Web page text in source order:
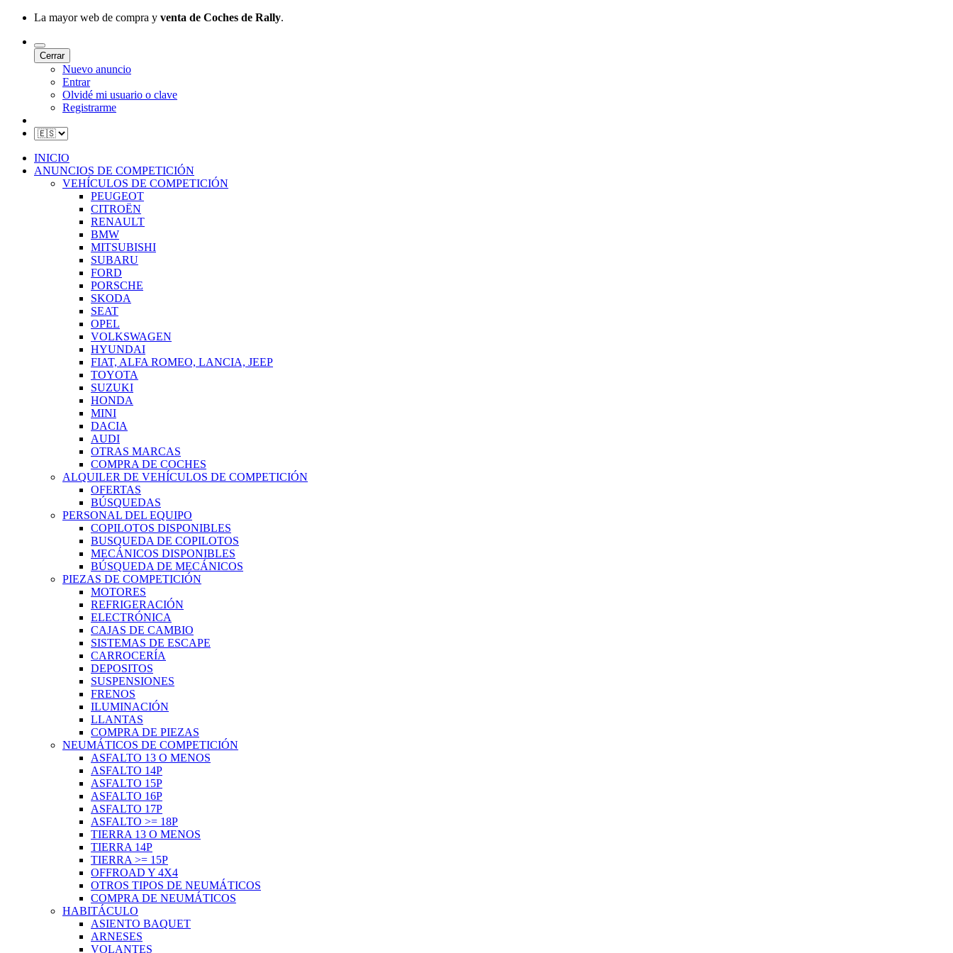
La mayor web de compra y venta de Coches de Rally.
Cerrar
Nuevo anuncio
Entrar
Olvidé mi usuario o clave
Registrarme
INICIO
ANUNCIOS DE COMPETICIÓN
VEHÍCULOS DE COMPETICIÓN
PEUGEOT
CITROËN
RENAULT
BMW
MITSUBISHI
SUBARU
FORD
PORSCHE
SKODA
SEAT
OPEL
VOLKSWAGEN
HYUNDAI
FIAT, ALFA ROMEO, LANCIA, JEEP
TOYOTA
SUZUKI
HONDA
MINI
DACIA
AUDI
OTRAS MARCAS
COMPRA DE COCHES
ALQUILER DE VEHÍCULOS DE COMPETICIÓN
OFERTAS
BÚSQUEDAS
PERSONAL DEL EQUIPO
COPILOTOS DISPONIBLES
BUSQUEDA DE COPILOTOS
MECÁNICOS DISPONIBLES
BÚSQUEDA DE MECÁNICOS
PIEZAS DE COMPETICIÓN
MOTORES
REFRIGERACIÓN
ELECTRÓNICA
CAJAS DE CAMBIO
SISTEMAS DE ESCAPE
CARROCERÍA
DEPOSITOS
SUSPENSIONES
FRENOS
ILUMINACIÓN
LLANTAS
COMPRA DE PIEZAS
NEUMÁTICOS DE COMPETICIÓN
ASFALTO 13 O MENOS
ASFALTO 14P
ASFALTO 15P
ASFALTO 16P
ASFALTO 17P
ASFALTO >= 18P
TIERRA 13 O MENOS
TIERRA 14P
TIERRA >= 15P
OFFROAD Y 4X4
OTROS TIPOS DE NEUMÁTICOS
COMPRA DE NEUMÁTICOS
HABITÁCULO
ASIENTO BAQUET
ARNESES
VOLANTES